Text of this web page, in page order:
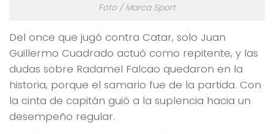
Foto / Marca Sport
Del once que jugó contra Catar, solo Juan
Guillermo Cuadrado actuó como repitente, y las
dudas sobre Radamel Falcao quedaron en la
historia, porque el samario fue de la partida. Con
la cinta de capitán guió a la suplencia hacia un
desempeño regular.